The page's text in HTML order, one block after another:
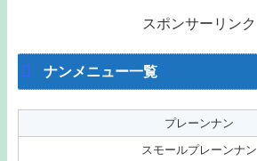
スポンサーリンク
ナンメニュー一覧
プレーンナン
スモールプレーンナン